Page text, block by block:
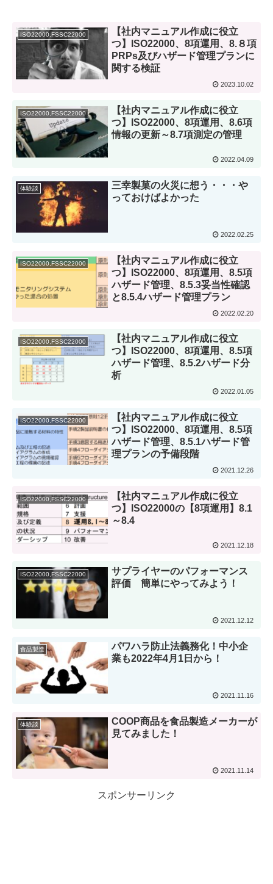
ISO22000,FSSC22000
【社内マニュアル作成に役立
つ】ISO22000、8項運用、8.８項
PRPs及びハザード管理プランに
関する検証
2023.10.02
ISO22000,FSSC22000
【社内マニュアル作成に役立
つ】ISO22000、8項運用、8.6項
情報の更新～8.7項測定の管理
2022.04.09
体験談
三幸製菓の火災に想う・・・や
っておけばよかった
2022.02.25
ISO22000,FSSC22000
【社内マニュアル作成に役立
つ】ISO22000、8項運用、8.5項
ハザード管理、8.5.3妥当性確認
と8.5.4ハザード管理プラン
2022.02.20
ISO22000,FSSC22000
【社内マニュアル作成に役立
つ】ISO22000、8項運用、8.5項
ハザード管理、8.5.2ハザード分
析
2022.01.05
ISO22000,FSSC22000
【社内マニュアル作成に役立
つ】ISO22000、8項運用、8.5項
ハザード管理、8.5.1ハザード管
理プランの予備段階
2021.12.26
ISO22000,FSSC22000
【社内マニュアル作成に役立
つ】ISO22000の【8項運用】8.1
～8.4
2021.12.18
ISO22000,FSSC22000
サプライヤーのパフォーマンス
評価 簡単にやってみよう！
2021.12.12
食品製造
パワハラ防止法義務化！中小企
業も2022年4月1日から！
2021.11.16
体験談
COOP商品を食品製造メーカーが
見てみました！
2021.11.14
スポンサーリンク